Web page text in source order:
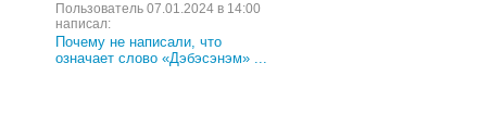
Пользователь 07.01.2024 в 14:00
написал:
Почему не написали, что
означает слово «Дэбэсэнэм» ...